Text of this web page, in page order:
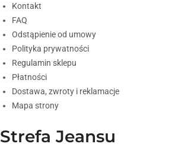
Kontakt
FAQ
Odstąpienie od umowy
Polityka prywatności
Regulamin sklepu
Płatności
Dostawa, zwroty i reklamacje
Mapa strony
Strefa Jeansu